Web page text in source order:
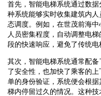
首先，智能电梯系统通过数
种系统能够实时收集建筑内
态调度。例如，在世茂前海
人员密集程度，自动调整电
段的快速响应，避免了传统电
其次，智能电梯系统通常配
了安全性，也加快了乘客的
单的身份验证，系统便会根
梯内停留过久的情况。这种